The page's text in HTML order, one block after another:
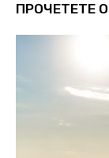
ПРОЧЕТЕТЕ